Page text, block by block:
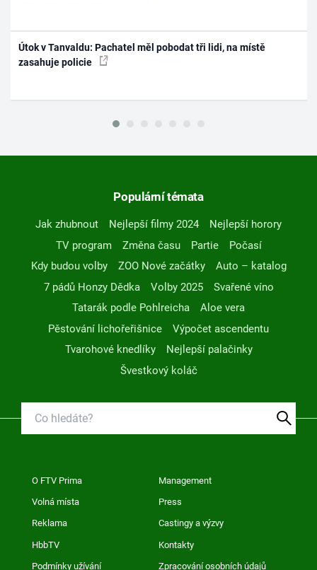
Útok v Tanvaldu: Pachatel měl pobodat tři lidi, na místě
zasahuje policie
Populární témata
Jak zhubnout Nejlepší filmy 2024
Nejlepší horory
TV program
Změna času Partie
Počasí
Kdy budou volby
ZOO Nové začátky
Auto – katalog
7 pádů Honzy Dědka
Volby 2025
Svařené víno
Tatarák podle Pohlreicha
Aloe vera
Pěstování lichořeřišnice
Výpočet ascendentu
Tvarohové knedlíky
Nejlepší palačinky
Švestkový koláč
O FTV Prima Management
Volná místa Press
Reklama Castingy a výzvy
HbbTV Kontakty
Podmínky užívání Zpracování osobních údajů